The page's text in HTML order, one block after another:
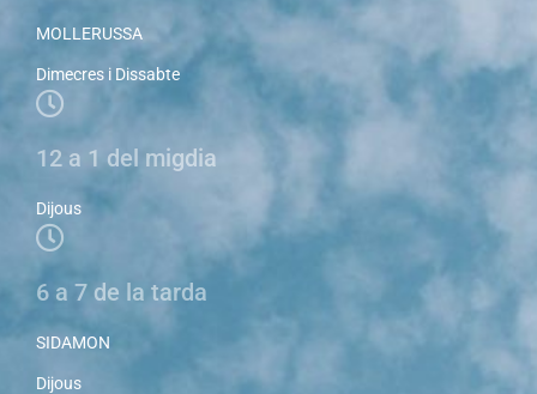
MOLLERUSSA
Dimecres i Dissabte
12 a 1 del migdia
Dijous
6 a 7 de la tarda
SIDAMON
Dijous